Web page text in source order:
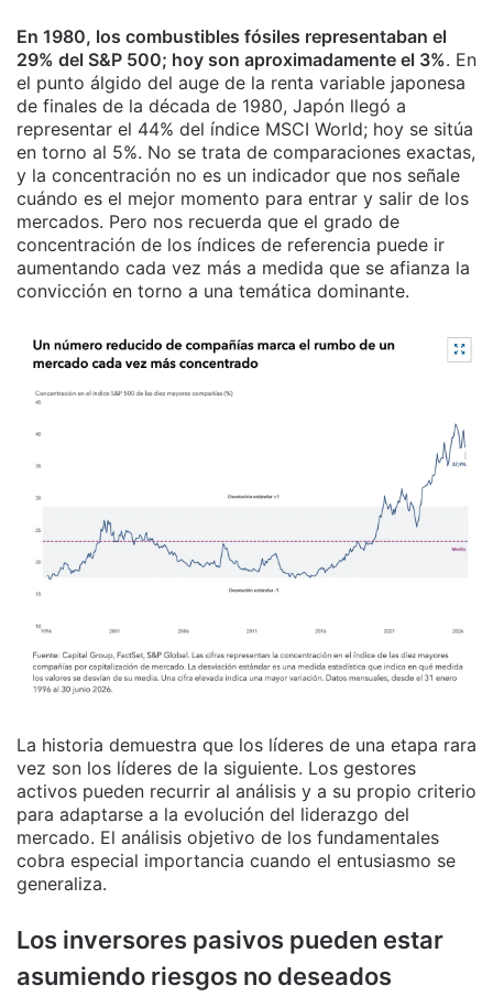
En 1980, los combustibles fósiles representaban el
29% del S&P 500; hoy son aproximadamente el 3%. En
el punto álgido del auge de la renta variable japonesa
de finales de la década de 1980, Japón llegó a
representar el 44% del índice MSCI World; hoy se sitúa
en torno al 5%. No se trata de comparaciones exactas,
y la concentración no es un indicador que nos señale
cuándo es el mejor momento para entrar y salir de los
mercados. Pero nos recuerda que el grado de
concentración de los índices de referencia puede ir
aumentando cada vez más a medida que se afianza la
convicción en torno a una temática dominante.
La historia demuestra que los líderes de una etapa rara
vez son los líderes de la siguiente. Los gestores
activos pueden recurrir al análisis y a su propio criterio
para adaptarse a la evolución del liderazgo del
mercado. El análisis objetivo de los fundamentales
cobra especial importancia cuando el entusiasmo se
generaliza.
Los inversores pasivos pueden estar
asumiendo riesgos no deseados